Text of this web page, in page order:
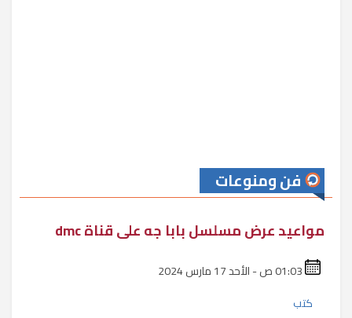
فن ومنوعات
مواعيد عرض مسلسل بابا جه على قناة dmc
كتب